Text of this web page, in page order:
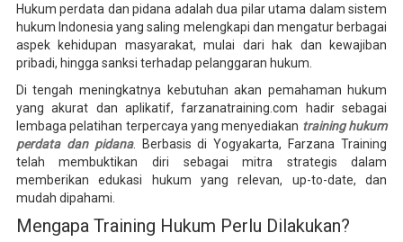
Hukum perdata dan pidana adalah dua pilar utama dalam sistem
hukum Indonesia yang saling melengkapi dan mengatur berbagai
aspek kehidupan masyarakat, mulai dari hak dan kewajiban
pribadi, hingga sanksi terhadap pelanggaran hukum.
Di tengah meningkatnya kebutuhan akan pemahaman hukum
yang akurat dan aplikatif, farzanatraining.com hadir sebagai
lembaga pelatihan terpercaya yang menyediakan training hukum
perdata dan pidana. Berbasis di Yogyakarta, Farzana Training
telah membuktikan diri sebagai mitra strategis dalam
memberikan edukasi hukum yang relevan, up-to-date, dan
mudah dipahami.
Mengapa Training Hukum Perlu Dilakukan?